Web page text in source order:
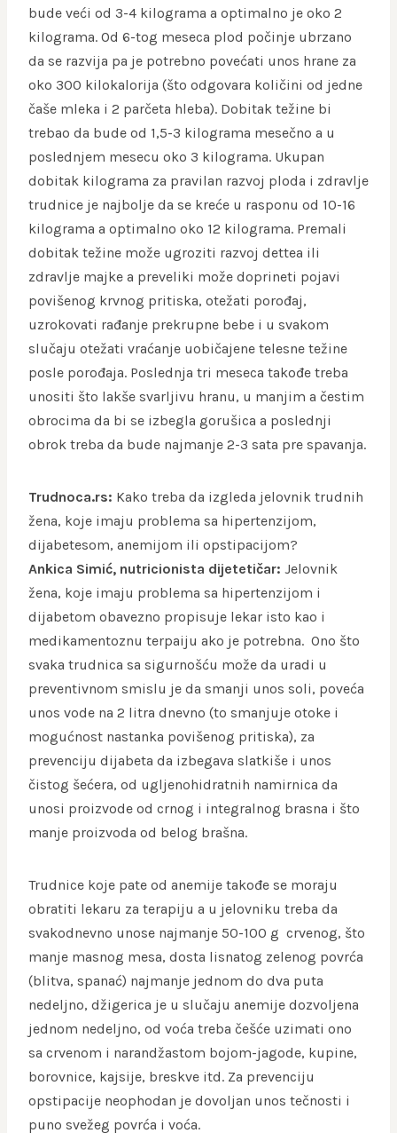
bude veći od 3-4 kilograma a optimalno je oko 2
kilograma. Od 6-tog meseca plod počinje ubrzano
da se razvija pa je potrebno povećati unos hrane za
oko 300 kilokalorija (što odgovara količini od jedne
čaše mleka i 2 parčeta hleba). Dobitak težine bi
trebao da bude od 1,5-3 kilograma mesečno a u
poslednjem mesecu oko 3 kilograma. Ukupan
dobitak kilograma za pravilan razvoj ploda i zdravlje
trudnice je najbolje da se kreće u rasponu od 10-16
kilograma a optimalno oko 12 kilograma. Premali
dobitak težine može ugroziti razvoj dettea ili
zdravlje majke a preveliki može doprineti pojavi
povišenog krvnog pritiska, otežati porođaj,
uzrokovati rađanje prekrupne bebe i u svakom
slučaju otežati vraćanje uobičajene telesne težine
posle porođaja. Poslednja tri meseca takođe treba
unositi što lakše svarljivu hranu, u manjim a čestim
obrocima da bi se izbegla gorušica a poslednji
obrok treba da bude najmanje 2-3 sata pre spavanja.
Trudnoca.rs: Kako treba da izgleda jelovnik trudnih
žena, koje imaju problema sa hipertenzijom,
dijabetesom, anemijom ili opstipacijom?
Ankica Simić, nutricionista dijetetičar: Jelovnik
žena, koje imaju problema sa hipertenzijom i
dijabetom obavezno propisuje lekar isto kao i
medikamentoznu terpaiju ako je potrebna. Ono što
svaka trudnica sa sigurnošću može da uradi u
preventivnom smislu je da smanji unos soli, poveća
unos vode na 2 litra dnevno (to smanjuje otoke i
mogućnost nastanka povišenog pritiska), za
prevenciju dijabeta da izbegava slatkiše i unos
čistog šećera, od ugljenohidratnih namirnica da
unosi proizvode od crnog i integralnog brasna i što
manje proizvoda od belog brašna.
Trudnice koje pate od anemije takođe se moraju
obratiti lekaru za terapiju a u jelovniku treba da
svakodnevno unose najmanje 50-100 g crvenog, što
manje masnog mesa, dosta lisnatog zelenog povrća
(blitva, spanać) najmanje jednom do dva puta
nedeljno, džigerica je u slučaju anemije dozvoljena
jednom nedeljno, od voća treba češće uzimati ono
sa crvenom i narandžastom bojom-jagode, kupine,
borovnice, kajsije, breskve itd. Za prevenciju
opstipacije neophodan je dovoljan unos tečnosti i
puno svežeg povrća i voća.